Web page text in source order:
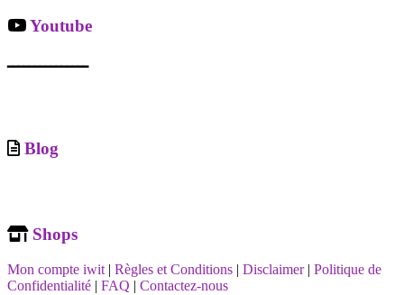
Youtube
ـــــــــــــــ
Blog
Shops
Mon compte iwit | Règles et Conditions | Disclaimer | Politique de
Confidentialité | FAQ | Contactez-nous